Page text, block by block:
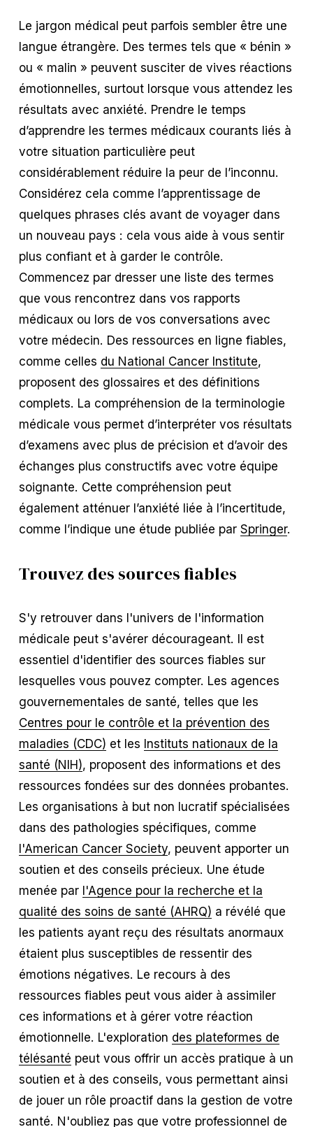
Le jargon médical peut parfois sembler être une
langue étrangère. Des termes tels que « bénin »
ou « malin » peuvent susciter de vives réactions
émotionnelles, surtout lorsque vous attendez les
résultats avec anxiété. Prendre le temps
d’apprendre les termes médicaux courants liés à
votre situation particulière peut
considérablement réduire la peur de l’inconnu.
Considérez cela comme l’apprentissage de
quelques phrases clés avant de voyager dans
un nouveau pays : cela vous aide à vous sentir
plus confiant et à garder le contrôle.
Commencez par dresser une liste des termes
que vous rencontrez dans vos rapports
médicaux ou lors de vos conversations avec
votre médecin. Des ressources en ligne fiables,
comme celles du National Cancer Institute,
proposent des glossaires et des définitions
complets. La compréhension de la terminologie
médicale vous permet d’interpréter vos résultats
d’examens avec plus de précision et d’avoir des
échanges plus constructifs avec votre équipe
soignante. Cette compréhension peut
également atténuer l’anxiété liée à l’incertitude,
comme l’indique une étude publiée par Springer.
Trouvez des sources fiables
S'y retrouver dans l'univers de l'information
médicale peut s'avérer décourageant. Il est
essentiel d'identifier des sources fiables sur
lesquelles vous pouvez compter. Les agences
gouvernementales de santé, telles que les
Centres pour le contrôle et la prévention des
maladies (CDC) et les Instituts nationaux de la
santé (NIH), proposent des informations et des
ressources fondées sur des données probantes.
Les organisations à but non lucratif spécialisées
dans des pathologies spécifiques, comme
l'American Cancer Society, peuvent apporter un
soutien et des conseils précieux. Une étude
menée par l'Agence pour la recherche et la
qualité des soins de santé (AHRQ) a révélé que
les patients ayant reçu des résultats anormaux
étaient plus susceptibles de ressentir des
émotions négatives. Le recours à des
ressources fiables peut vous aider à assimiler
ces informations et à gérer votre réaction
émotionnelle. L'exploration des plateformes de
télésanté peut vous offrir un accès pratique à un
soutien et à des conseils, vous permettant ainsi
de jouer un rôle proactif dans la gestion de votre
santé. N'oubliez pas que votre professionnel de